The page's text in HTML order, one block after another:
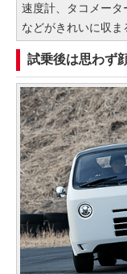
速度計、タコメー
などがきれいに収ま
試乗後は思わず